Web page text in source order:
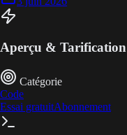
Aperçu & Tarification
Catégorie
Code
Essai gratuitAbonnement